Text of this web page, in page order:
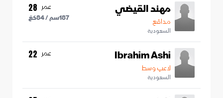
مهند القيضي
مدافع
السعودية
عمر 28
187سم /84كغ
Ibrahim Ashi
لاعب وسط
السعودية
عمر 22